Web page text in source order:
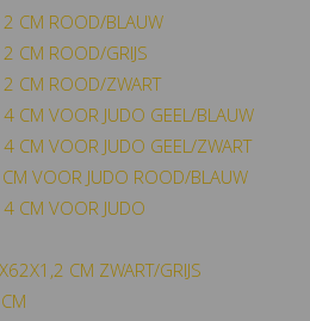
2 CM ROOD/BLAUW
CM ROOD/GRIJS
CM ROOD/ZWART
CM VOOR JUDO GEEL/BLAUW
CM VOOR JUDO GEEL/ZWART
VOOR JUDO ROOD/BLAUW
CM VOOR JUDO
CM ZWART/GRIJS